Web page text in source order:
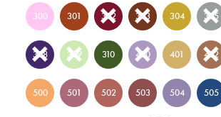
300 301 302 303 304 305
308 309 310 400 401 402
500 501 502 503 504 505